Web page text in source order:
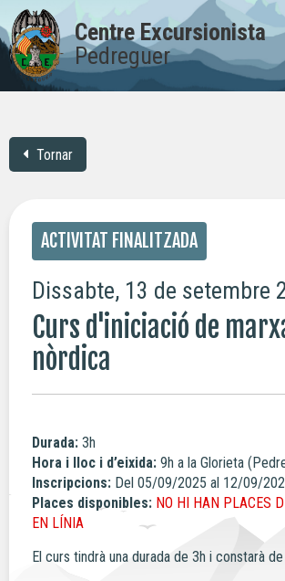
Centre Excursionista
Pedreguer
Tornar
ACTIVITAT FINALITZADA
Dissabte, 13 de setembre
Curs d'iniciació de
nòrdica
Durada: 3h
Hora i lloc i d’eixida: 9h a la Glorieta
Inscripcions: Del 05/09/2025 al 12/09/
Places disponibles: NO HI HAN PLACES
EN LÍNIA
El curs tindrà una durada de 3h i constarà